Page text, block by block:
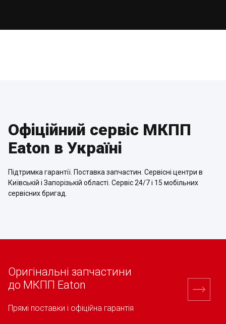
Офіційний сервіс МКПП
Eaton в Україні
Підтримка гарантії. Поставка запчастин. Сервісні центри в
Київській і Запорізькій області. Сервіс 24/7 і 15 мобільних
сервісних бригад.
Оригінальні запчастини
до МКПП Eaton
Прямі поставки і офіційна гарантія